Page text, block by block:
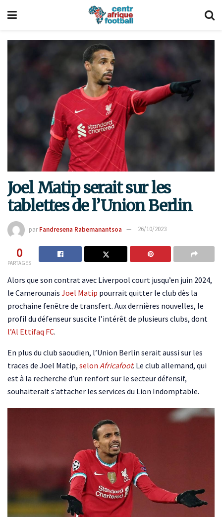
Joel Matip serait sur les
tablettes de l’Union Berlin
par Fandresena Rabemanantsoa 26/10/2023
0
PARTAGES
Alors que son contrat avec Liverpool court jusqu’en juin 2024,
le Camerounais Joel Matip pourrait quitter le club dès la
prochaine fenêtre de transfert. Aux dernières nouvelles, le
profil du défenseur suscite l’intérêt de plusieurs clubs, dont
l’Al Ettifaq FC.
En plus du club saoudien, l’Union Berlin serait aussi sur les
traces de Joel Matip, selon Africafoot. Le club allemand, qui
est à la recherche d’un renfort sur le secteur défensif,
souhaiterait s’attacher les services du Lion Indomptable.